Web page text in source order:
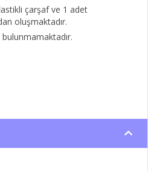
çarşaf ve 1 adet
oluşmaktadır.